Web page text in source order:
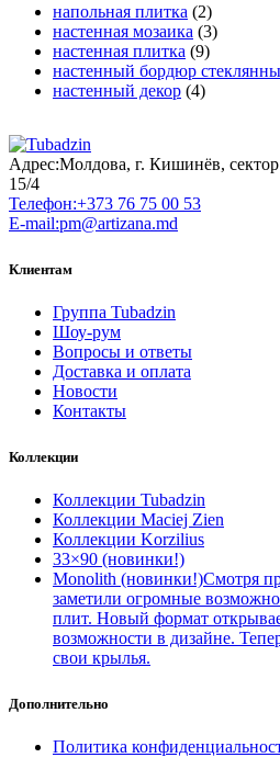
напольная плитка (2)
настенная мозаика (3)
настенная плитка (9)
настенный бордюр
настенный декор (4)
Адрес:Молдова, г. Кишинёв,
15/4
Телефон:+373 76 75 00 53
E-mail:pm@artizana.md
Клиентам
Группа Tubadzin
Шоу-рум
Вопросы и ответы
Доставка и оплата
Новости
Контакты
Коллекции
Коллекции Tubadzin
Коллекции Maciej Zien
Коллекции Korzilius
33×90 (новинки!)
Monolith (новинки!)Смотря
заметили огромные
плит. Новый формат
возможности в дизайне.
свои крылья.
Дополнительно
Политика